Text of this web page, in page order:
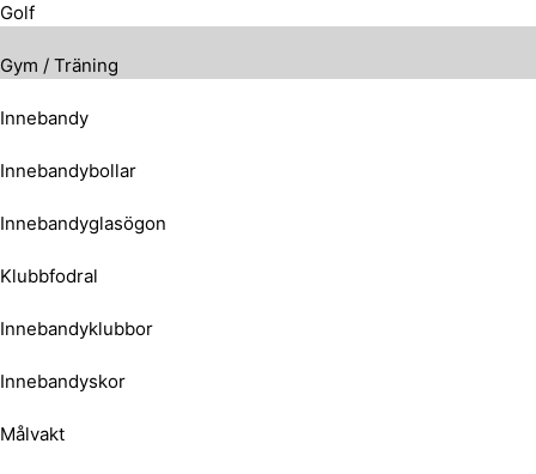
Golf
Gym / Träning
Innebandy
Innebandybollar
Innebandyglasögon
Klubbfodral
Innebandyklubbor
Innebandyskor
Målvakt